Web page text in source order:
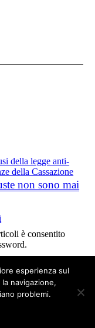
della legge anti-
della Cassazione
non sono mai
è consentito
da copyright
esperienza sul
navigazione,
problemi.